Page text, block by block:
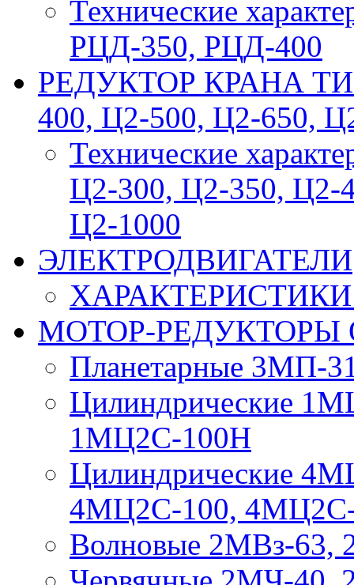
Технические
РЦД-350, РЦД-400
РЕДУКТОР КРАНА
400, Ц2-500, Ц2-650,
Технические
Ц2-300, Ц2-350, Ц2-
Ц2-1000
ЭЛЕКТРОДВИГАТЕЛИ
МОТОР-РЕДУКТОРЫ
Планетарные 3МП-
Цилиндрические
1МЦ2С-100Н
Цилиндрические
4МЦ2С-100,
Волновые 2МВз-63,